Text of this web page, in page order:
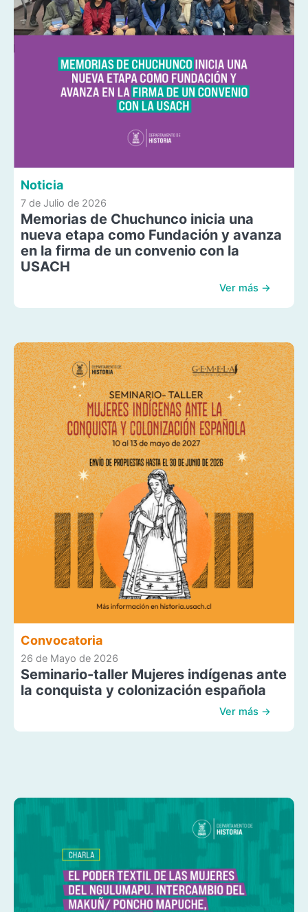
Noticia
7 de Julio de 2026
Memorias de Chuchunco inicia una
nueva etapa como Fundación y avanza
en la firma de un convenio con la
USACH
Ver más →
Convocatoria
26 de Mayo de 2026
Seminario-taller Mujeres indígenas ante
la conquista y colonización española
Ver más →